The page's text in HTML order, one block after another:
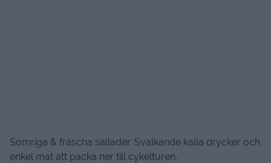
Somriga & fräscha sallader. Svalkande kalla drycker och
enkel mat att packa ner till cykelturen.